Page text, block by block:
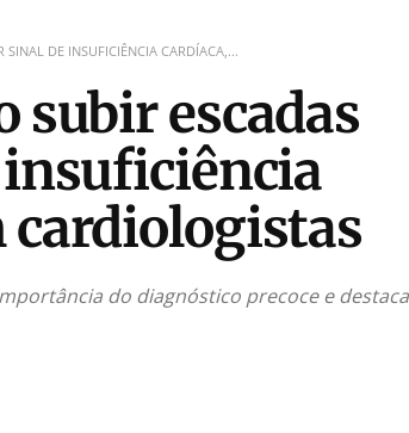
SINAL DE INSUFICIÊNCIA CARDÍACA,...
subir escadas
insuficiência
cardiologistas
do diagnóstico precoce e